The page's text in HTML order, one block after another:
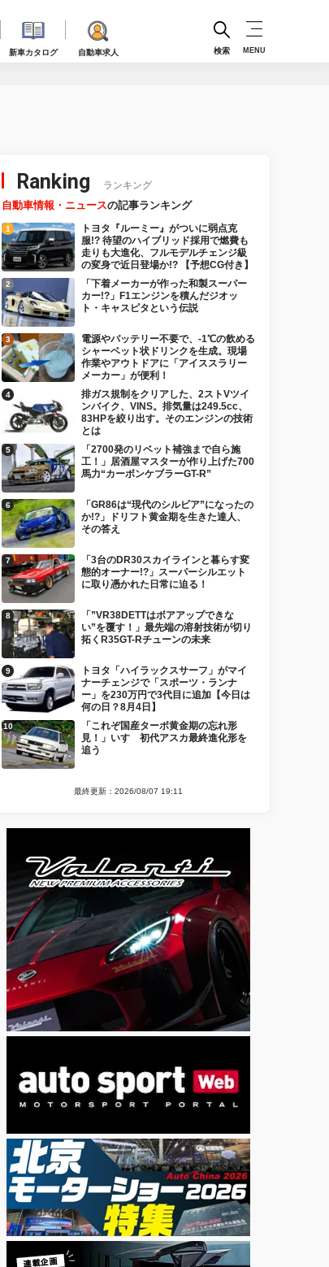
新車カタログ 自動車求人 検索 MENU
Ranking ランキング
自動車情報・ニュースの記事ランキング
トヨタ『ルーミー』がついに弱点克
服!? 待望のハイブリッド採用で燃費も
走りも大進化、フルモデルチェンジ級
の変身で近日登場か!? 【予想CG付き】
「下着メーカーが作った和製スーパー
カー!?」F1エンジンを積んだジオッ
ト・キャスピタという伝説
電源やバッテリー不要で、-1℃の飲める
シャーベット状ドリンクを生成。現場
作業やアウトドアに「アイススラリー
メーカー」が便利！
排ガス規制をクリアした、2ストVツイ
ンバイク、VINS。排気量は249.5cc、
83HPを絞り出す。そのエンジンの技術
とは
「2700発のリベット補強まで自ら施
工！」居酒屋マスターが作り上げた700
馬力“カーボンケブラーGT-R”
「GR86は“現代のシルビア”になったの
か!?」ドリフト黄金期を生きた達人、
その答え
「3台のDR30スカイラインと暮らす変
態的オーナー!?」スーパーシルエット
に取り憑かれた日常に迫る！
「”VR38DETTはボアアップできな
い”を覆す！」最先端の溶射技術が切り
拓くR35GT-Rチューンの未来
トヨタ「ハイラックスサーフ」がマイ
ナーチェンジで「スポーツ・ランナ
ー」を230万円で3代目に追加【今日は
何の日？8月4日】
「これぞ国産ターボ黄金期の忘れ形
見！」いすゞ初代アスカ最終進化形を
追う
最終更新：2026/08/07 19:11